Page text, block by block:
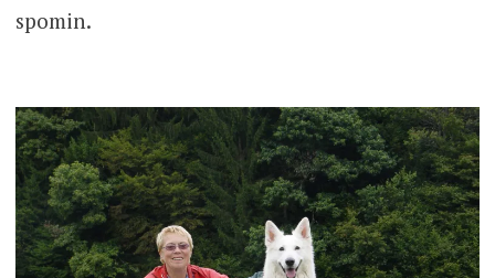
spomin.